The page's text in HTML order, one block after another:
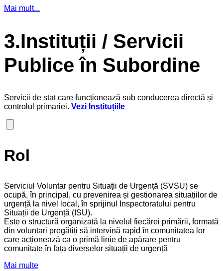
Mai mult...
3.Instituții / Servicii
Publice în Subordine
Servicii de stat care funcționează sub conducerea directă și
controlul primariei. Vezi Instituțiile
Rol
Serviciul Voluntar pentru Situații de Urgență (SVSU) se
ocupă, în principal, cu prevenirea și gestionarea situațiilor de
urgență la nivel local, în sprijinul Inspectoratului pentru
Situații de Urgență (ISU).
Este o structură organizată la nivelul fiecărei primării, formată
din voluntari pregătiți să intervină rapid în comunitatea lor
care acționează ca o primă linie de apărare pentru
comunitate în fața diverselor situații de urgență
Mai multe